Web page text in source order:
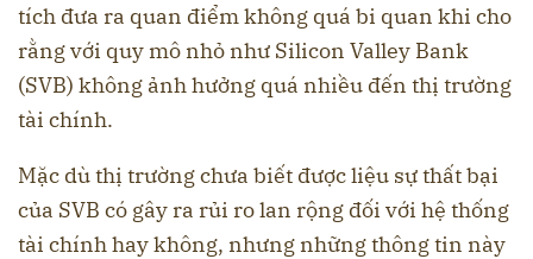
tích đưa ra quan điểm không quá bi quan khi cho
rằng với quy mô nhỏ như Silicon Valley Bank
(SVB) không ảnh hưởng quá nhiều đến thị trường
tài chính.
Mặc dù thị trường chưa biết được liệu sự thất bại
của SVB có gây ra rủi ro lan rộng đối với hệ thống
tài chính hay không, nhưng những thông tin này